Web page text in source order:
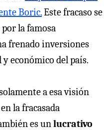
Boric.Este fracaso se
la famosa
frenado inversiones
económico del país.
a esa visión
la fracasada
es unlucrativo